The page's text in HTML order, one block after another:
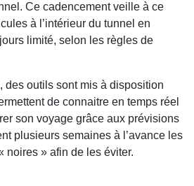
Ce cadencement veille à ce
à l’intérieur du tunnel en
limité, selon les règles de
des outils sont mis à disposition
de connaitre en temps réel
son voyage grâce aux prévisions
plusieurs semaines à l’avance les
noires » afin de les éviter.